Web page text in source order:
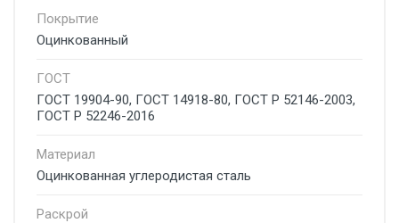
Покрытие
Оцинкованный
ГОСТ
ГОСТ 19904-90, ГОСТ 14918-80, ГОСТ Р 52146-2003,
ГОСТ Р 52246-2016
Материал
Оцинкованная углеродистая сталь
Раскрой